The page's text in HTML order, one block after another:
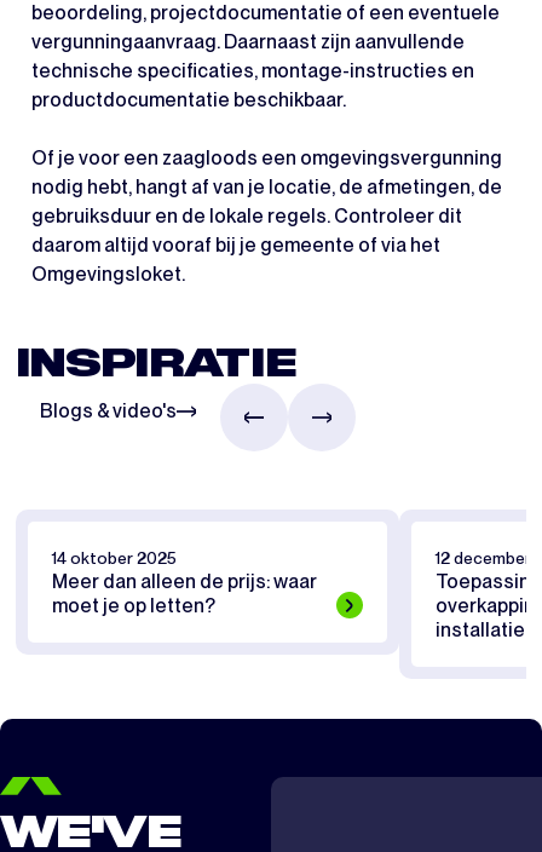
beoordeling, projectdocumentatie of een eventuele
vergunningaanvraag. Daarnaast zijn aanvullende
technische specificaties, montage-instructies en
productdocumentatie beschikbaar.
Of je voor een zaagloods een omgevingsvergunning
nodig hebt, hangt af van je locatie, de afmetingen, de
gebruiksduur en de lokale regels. Controleer dit
daarom altijd vooraf bij je gemeente of via het
Omgevingsloket.
INSPIRATIE
Blogs & video's
14 oktober 2025
Meer dan alleen de prijs: waar
moet je op letten?
12 december
WE'VE